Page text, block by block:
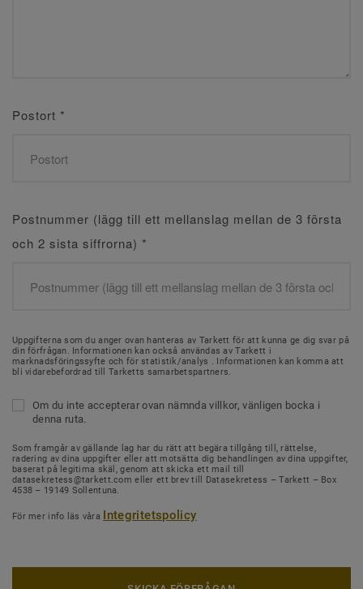
Postort *
Postnummer (lägg till ett mellanslag mellan de 3 första
och 2 sista siffrorna) *
Uppgifterna som du anger ovan hanteras av Tarkett för att kunna ge dig svar på
din förfrågan. Informationen kan också användas av Tarkett i
marknadsföringssyfte och för statistik/analys . Informationen kan komma att
bli vidarebefordrad till Tarketts samarbetspartners.
Om du inte accepterar ovan nämnda villkor, vänligen bocka i
denna ruta.
Som framgår av gällande lag har du rätt att begära tillgång till, rättelse,
radering av dina uppgifter eller att motsätta dig behandlingen av dina uppgifter,
baserat på legitima skäl, genom att skicka ett mail till
datasekretess@tarkett.com eller ett brev till Datasekretess – Tarkett – Box
4538 – 19149 Sollentuna.
För mer info läs våra Integritetspolicy